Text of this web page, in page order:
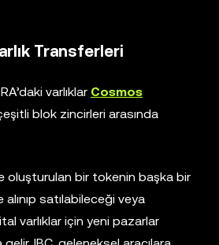
Transferleri
varlıklar Cosmos
blok zincirleri arasında
oluşturulan bir tokenin başka bir
satılabileceği veya
varlıklar için yeni pazarlar